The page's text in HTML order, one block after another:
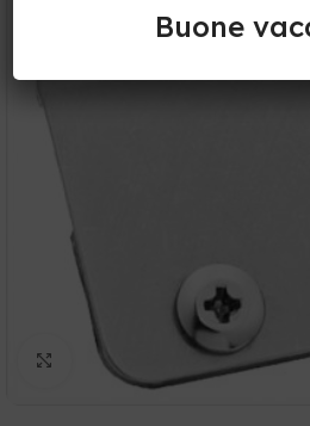
Clicca per ingrandire
Buone